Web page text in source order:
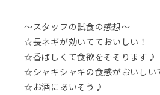
～スタッフの試食の感想～
☆長ネギが効いてておいしい！
☆香ばしくて食欲をそそります♪
☆シャキシャキの食感がおいしい
☆お酒にあいそう♪